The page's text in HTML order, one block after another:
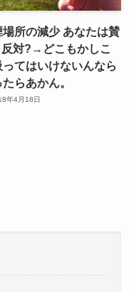
場所の減少 あなたは賛
反対?→どこもかしこ
ってはいけないんなら
らあかん。
年4月18日